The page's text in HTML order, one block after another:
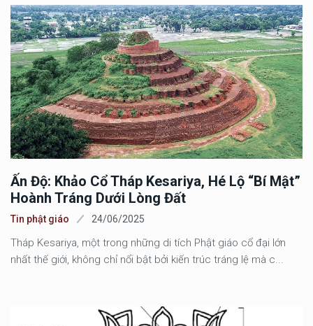
Ấn Độ: Khảo Cổ Tháp Kesariya, Hé Lộ “bí Mật”
Hoành Tráng Dưới Lòng Đất
Tin phật giáo 24/06/2025
Tháp Kesariya, một trong những di tích Phật giáo cổ đại lớn
nhất thế giới, không chỉ nổi bật bởi kiến trúc tráng lệ mà c...